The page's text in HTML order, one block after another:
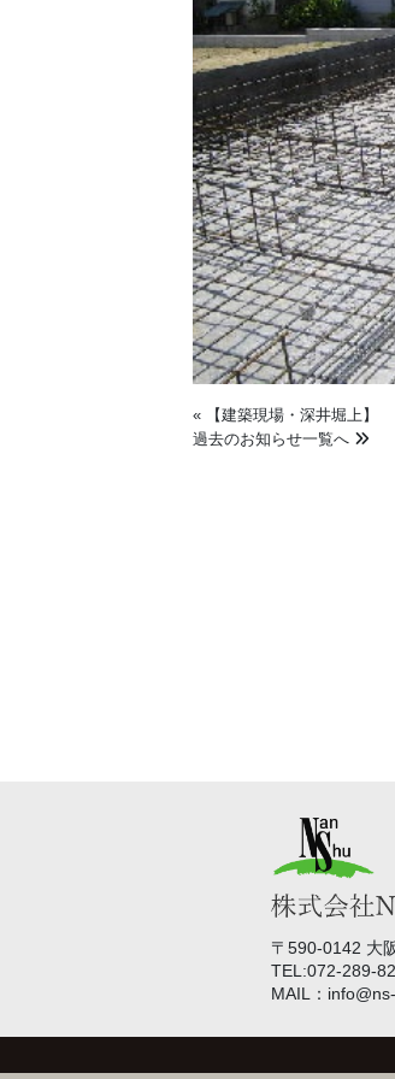
« 【建築現場・深井堀上】
過去のお知らせ一覧へ
〒590-0142 大
TEL:072-289-
MAIL：